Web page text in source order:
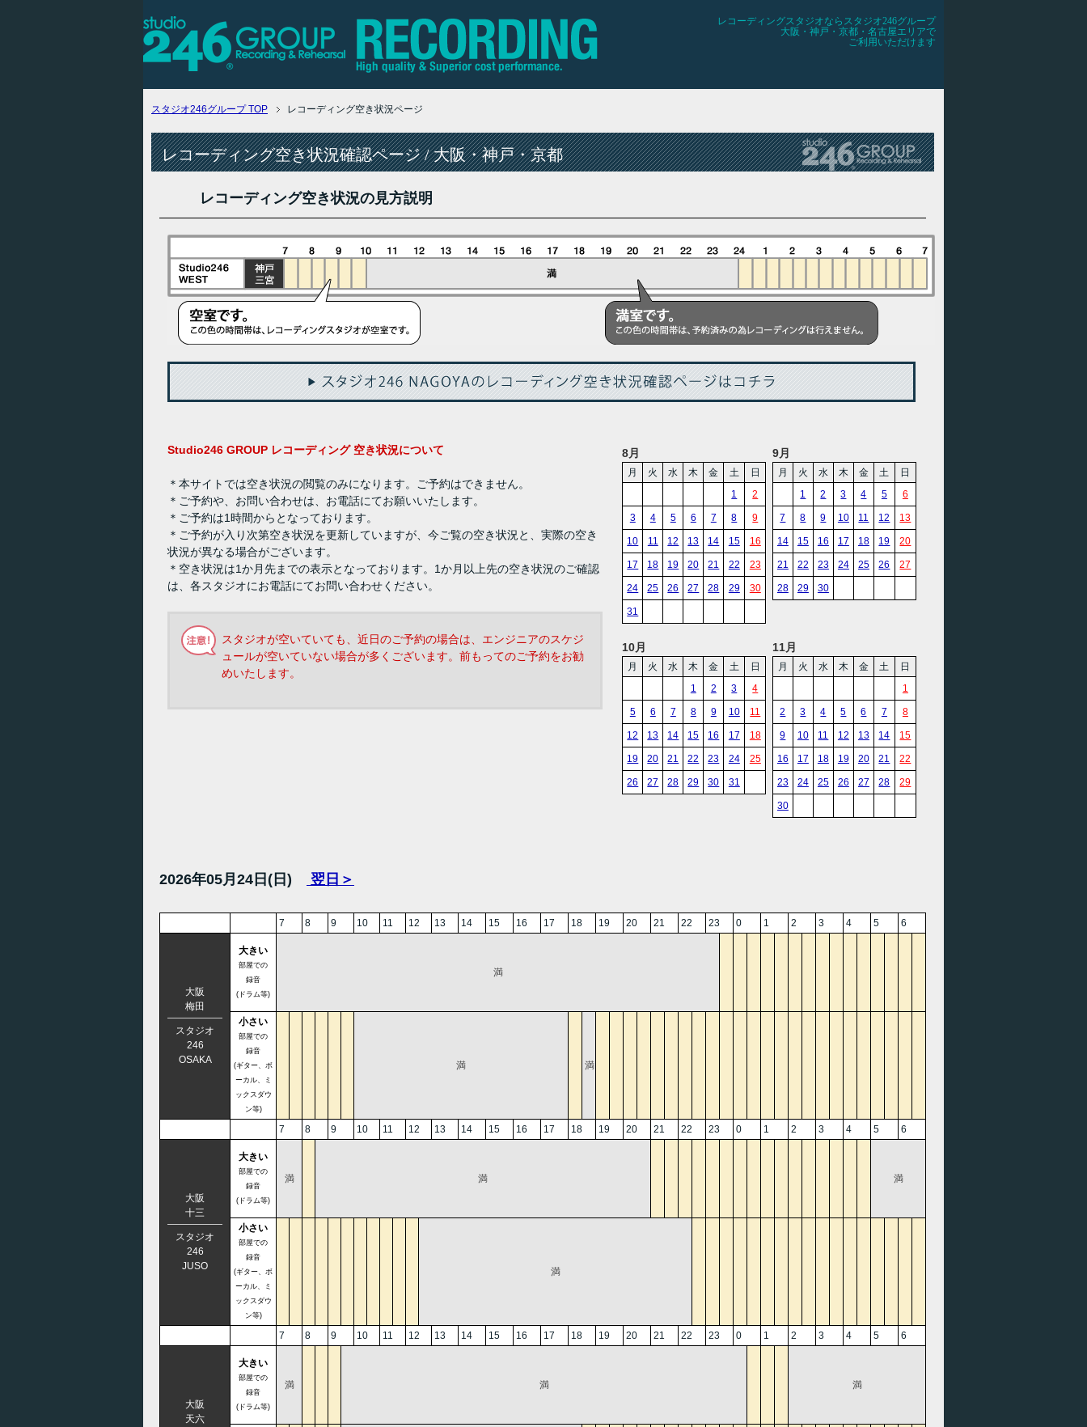
レコーディングスタジオならスタジオ246グループ
大阪・神戸・京都・名古屋エリアで
ご利用いただけます
スタジオ246グループTOP レコーディング空き状況ページ
レコーディング空き状況確認ページ / 大阪・神戸・京都
レコーディング空き状況の見方説明
Studio246 GROUP レコーディング 空き状況について
＊本サイトでは空き状況の閲覧のみになります。ご予約はできません。
＊ご予約や、お問い合わせは、お電話にてお願いいたします。
＊ご予約は1時間からとなっております。
＊ご予約が入り次第空き状況を更新していますが、今ご覧の空き状況と、実際の空き
状況が異なる場合がございます。
＊空き状況は1か月先までの表示となっております。1か月以上先の空き状況のご確認
は、各スタジオにお電話にてお問い合わせください。
スタジオが空いていても、近日のご予約の場合は、エンジニアのスケジ
ュールが空いていない場合が多くございます。前もってのご予約をお勧
めいたします。
8月
月 火 水 木 金 土
日
1
2
3 4 5 6 7 8 9
10 11 12 13 14 15 16
17 18 19 20 21 22 23
24 25 26 27 28 29 30
31
9月
月 火 水 木 金 土
日
1
2 3 4 5 6
7 8 9 10 11 12 13
14 15 16 17 18 19 20
21 22 23 24 25 26 27
28 29 30
10月
月 火 水 木 金 土
日
1
2 3 4
5 6 7 8 9 10 11
12 13 14 15 16 17 18
19 20 21 22 23 24 25
26 27 28 29 30 31
11月
月 火 水 木 金 土
日
1
2 3 4 5 6 7 8
9 10 11 12 13 14 15
16 17 18 19 20 21 22
23 24 25 26 27 28 29
30
2026年05月24日(日) 翌日＞
7 8 9 10 11 12 13 14 15 16 17 18 19 20 21 22 23 0 1 2 3 4 5 6
大阪
梅田
スタジオ
246
OSAKA
大きい
部屋での
録音
(ドラム等)
満
小さい
部屋での
録音
(ギター、ボ
ーカル、ミ
ックスダウ
ン等)
満 満
7 8 9 10 11 12 13 14 15 16 17 18 19 20 21 22 23 0 1 2 3 4 5 6
大阪
十三
スタジオ
246
JUSO
大きい
部屋での
録音
(ドラム等)
満 満 満
小さい
部屋での
録音
(ギター、ボ
ーカル、ミ
ックスダウ
ン等)
満
7 8 9 10 11 12 13 14 15 16 17 18 19 20 21 22 23 0 1 2 3 4 5 6
大阪
天六
大きい
部屋での
録音
(ドラム等)
満 満 満